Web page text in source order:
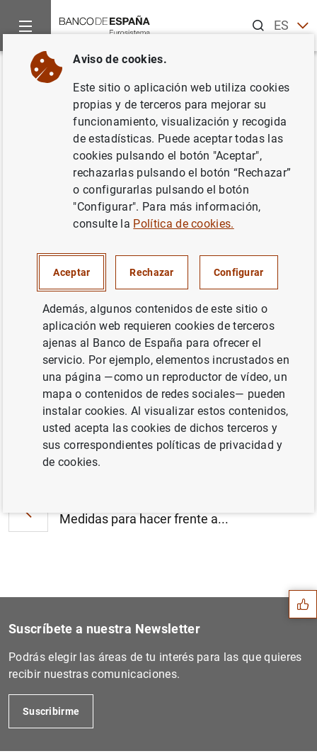
ESEN
Inicio Noticias y eventos
Volver
Estado financiero consolidado
del Eurosistema a 12 de
septiembre de 2008
POLÍTICA MONETARIA
Estado financiero consolidado del
Eurosistema a 12 de septiembre de 2008
(162
Medidas para hacer frente a...
Siguiente
Estadísticas de emisiones d...
Sugerencias
Suscríbete a nuestra Newsletter
Podrás elegir las áreas de tu interés para las que quieres
recibir nuestras comunicaciones.
Suscribirme
Aviso de cookies.
Este sitio o aplicación web utiliza cookies
propias y de terceros para mejorar su
funcionamiento, visualización y recogida
de estadísticas. Puede aceptar todas las
cookies pulsando el botón "Aceptar",
rechazarlas pulsando el botón “Rechazar”
o configurarlas pulsando el botón
"Configurar". Para más información,
consulte la Política de cookies.
Aceptar Rechazar Configurar
Además, algunos contenidos de este sitio o
aplicación web requieren cookies de terceros
ajenas al Banco de España para ofrecer el
servicio. Por ejemplo, elementos incrustados en
una página —como un reproductor de vídeo, un
mapa o contenidos de redes sociales— pueden
instalar cookies. Al visualizar estos contenidos,
usted acepta las cookies de dichos terceros y
sus correspondientes políticas de privacidad y
de cookies.